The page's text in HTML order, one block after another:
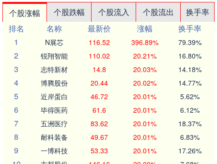
个股涨幅 个股跌幅 个股流入 个股流出
换手率
排名
名称 最新价 涨幅
换手率
1
N展芯 116.52 396.89% 79.39%
2 锐翔智能 110.02 20.21% 16.80%
3 志特新材 14.8 20.03% 14.18%
4 博腾股份 20.44 20.02% 14.77%
5 近岸蛋白 46.72 20.01% 5.62%
6 毕得医药 61.6 20.01% 6.12%
7 五洲医疗 83.62 20.01% 18.37%
8 耐科装备 49.67 20.01% 6.83%
9 一博科技 53.33 20.01% 17.26%